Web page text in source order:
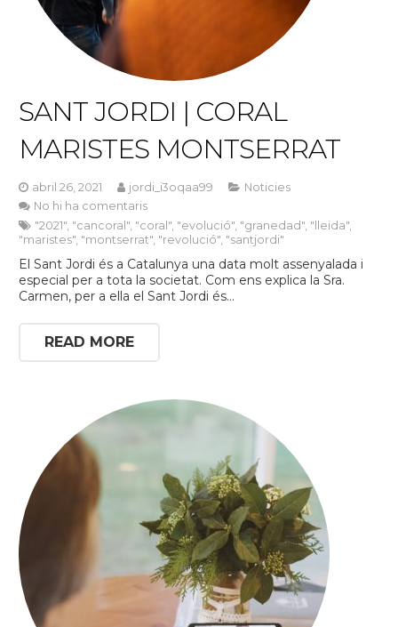
SANT JORDI | CORAL
MARISTES MONTSERRAT
abril 26, 2021 jordi_i3oqaa99
Noticies
No hi ha comentaris
"2021", "cancoral", "coral", "evolució", "granedad", "lleida",
"maristes", "montserrat", "revolució", "santjordi"
El Sant Jordi és a Catalunya una data molt assenyalada i
especial per a tota la societat. Com ens explica la Sra.
Carmen, per a ella el Sant Jordi és…
READ MORE